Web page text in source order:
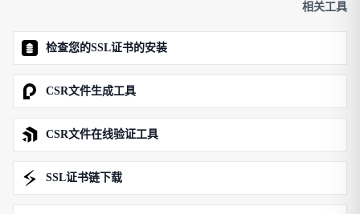
相关工具
检查您的SSL证书的安装
CSR文件生成工具
CSR文件在线验证工具
SSL证书链下载